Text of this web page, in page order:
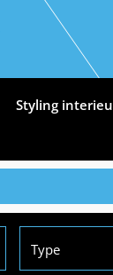
Styling
Type